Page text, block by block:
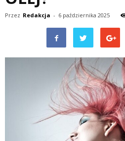
Przez Redakcja - 6 października 2025